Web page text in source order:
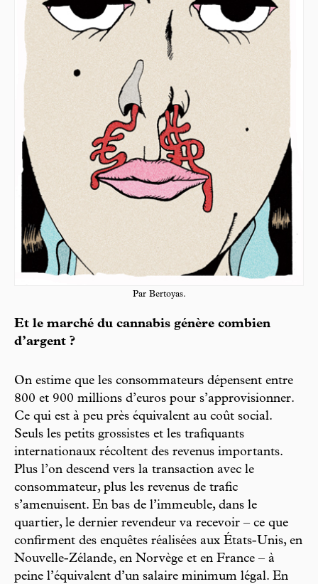
Par Bertoyas.
Et le marché du cannabis génère combien
d’argent ?
On estime que les consommateurs dépensent entre
800 et 900 millions d’euros pour s’approvisionner.
Ce qui est à peu près équivalent au coût social.
Seuls les petits grossistes et les trafiquants
internationaux récoltent des revenus importants.
Plus l’on descend vers la transaction avec le
consommateur, plus les revenus de trafic
s’amenuisent. En bas de l’immeuble, dans le
quartier, le dernier revendeur va recevoir – ce que
confirment des enquêtes réalisées aux États-Unis, en
Nouvelle-Zélande, en Norvège et en France – à
peine l’équivalent d’un salaire minimum légal. En